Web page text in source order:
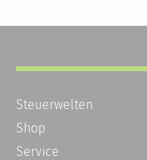
Steuerwelten
Shop
Service